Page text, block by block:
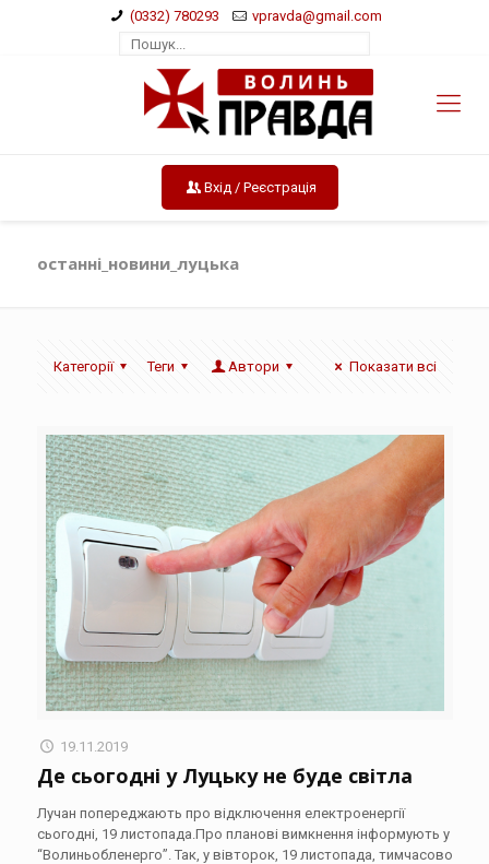
(0332) 780293 vpravda@gmail.com
Вхід / Реєстрація
останні_новини_луцька
Категорії Теги Автори Показати всі
19.11.2019
Де сьогодні у Луцьку не буде світла
Лучан попереджають про відключення електроенергії
сьогодні, 19 листопада.Про планові вимкнення інформують у
“Волиньобленерго”. Так, у вівторок, 19 листопада, тимчасово